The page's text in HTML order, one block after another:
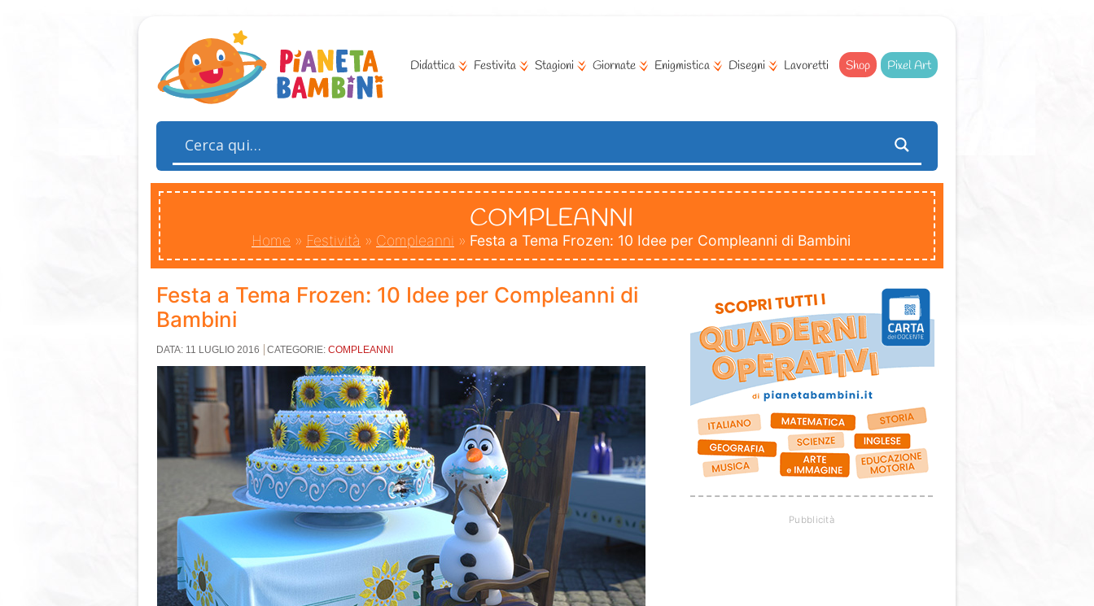
Didattica Festivita Stagioni Giornate Enigmistica Disegni Lavoretti Shop Pixel Art
COMPLEANNI
Home » Festività » Compleanni » Festa a Tema Frozen: 10 Idee per Compleanni di Bambini
Festa a Tema Frozen: 10 Idee per Compleanni di
Bambini
DATA: 11 LUGLIO 2016 CATEGORIE: COMPLEANNI